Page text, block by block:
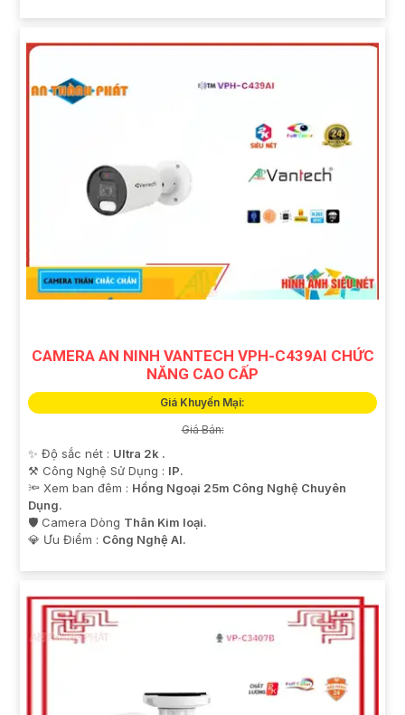
CAMERA AN NINH VANTECH VPH-C439AI CHỨC
NĂNG CAO CẤP
Giá Khuyến Mại:
Giá Bán:
✨ Độ sắc nét : Ultra 2k .
⚒ Công Nghệ Sử Dụng : IP.
🔦 Xem ban đêm : Hồng Ngoại 25m Công Nghệ Chuyên
Dụng.
🛡 Camera Dòng Thân Kim loại.
️💎 Ưu Điểm : Công Nghệ AI.